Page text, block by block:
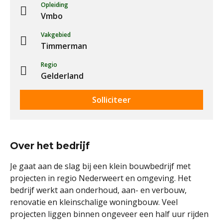
Opleiding
Vmbo
Vakgebied
Timmerman
Regio
Gelderland
Solliciteer
Over het bedrijf
Je gaat aan de slag bij een klein bouwbedrijf met
projecten in regio Nederweert en omgeving. Het
bedrijf werkt aan onderhoud, aan- en verbouw,
renovatie en kleinschalige woningbouw. Veel
projecten liggen binnen ongeveer een half uur rijden